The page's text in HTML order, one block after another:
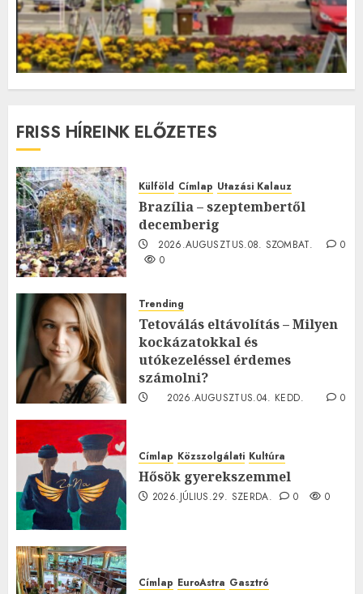
FRISS HÍREINK ELŐZETES
Külföld Címlap Utazási Kalauz
Brazília – szeptembertől
decemberig
2026.AUGUSZTUS.08. SZOMBAT.
0
0
Trending
Tetoválás eltávolítás – Milyen
kockázatokkal és
utókezeléssel érdemes
számolni?
2026.AUGUSZTUS.04. KEDD.
0
Címlap Közszolgálati Kultúra
Hősök gyerekszemmel
2026.JÚLIUS.29. SZERDA. 0 0
Címlap EuroAstra Gasztró